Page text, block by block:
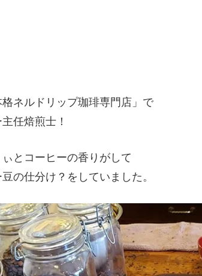
ネルドリップ珈琲専門店」で
任焙煎士！
とコーヒーの香りがして
の仕分け？をしていました。